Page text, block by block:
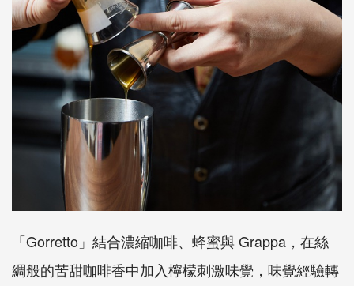
「Gorretto」結合濃縮咖啡、蜂蜜與 Grappa，在絲
綢般的苦甜咖啡香中加入檸檬刺激味覺，味覺經驗轉